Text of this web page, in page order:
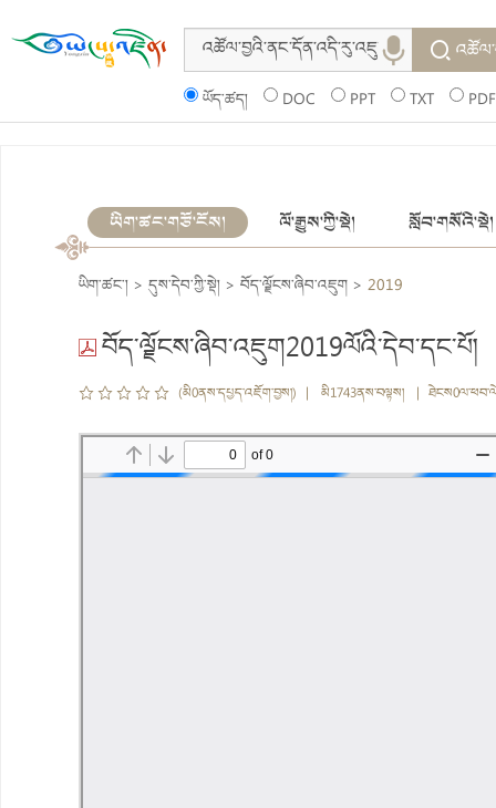
ཡོད་ཚད། DOC PPT TXT PDF
ཡིག་ཚང་གཙོ་ངོས། ལོ་རྒྱུས་ཀྱི་སྡེ། སློབ་གསོའི་སྡེ།
ཡིག་ཚང་། > དུས་དེབ་ཀྱི་སྡེ། > བོད་ལྗོངས་ཞིབ་འཇུག > 2019
བོད་ལྗོངས་ཞིབ་འཇུག2019ལོའི་དེབ་དང་པོ།
(མི0ནས་དཔྱད་འཇོག་བྱས།) | མི1743ནས་བལྟས། |